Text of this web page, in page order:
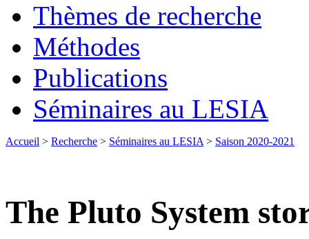
Thèmes de recherche
Méthodes
Publications
Séminaires au LESIA
Accueil > Recherche > Séminaires au LESIA > Saison 2020-2021
The Pluto System